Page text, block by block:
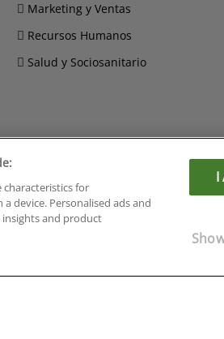
Marketing y Ventas
Recursos Humanos
Salud y Sociosanitario
Cursos en Tarragona
Cursos en Tenerife
Cursos en Toledo
Cursos en Zaragoza
characteristics for
device. Personalised ads and
and product
I